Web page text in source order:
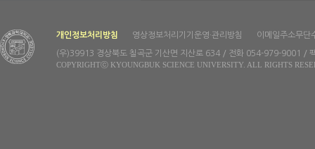
개인정보처리방침 영상정보처리기기운영·관리방침 이메일주소무단
(우)39913 경상북도 칠곡군 기산면 지산로 634 / 전화 054-979-9001 /
COPYRIGHTⓒ KYOUNGBUK SCIENCE UNIVERSITY. ALL RIGHTS